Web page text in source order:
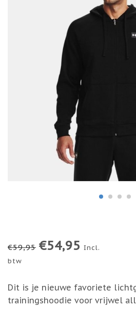
€59,95 €54,95 Incl.
btw
Dit is je nieuwe favoriete
trainingshoodie voor vrijwel